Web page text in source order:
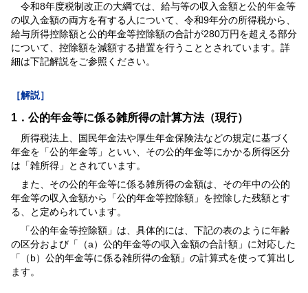
令和8年度税制改正の大綱では、給与等の収入金額と公的年金等
の収入金額の両方を有する人について、令和9年分の所得税から、
給与所得控除額と公的年金等控除額の合計が280万円を超える部分
について、控除額を減額する措置を行うこととされています。詳
細は下記解説をご参照ください。
［解説］
1．公的年金等に係る雑所得の計算方法（現行）
所得税法上、国民年金法や厚生年金保険法などの規定に基づく
年金を「公的年金等」といい、その公的年金等にかかる所得区分
は「雑所得」とされています。
また、その公的年金等に係る雑所得の金額は、その年中の公的
年金等の収入金額から「公的年金等控除額」を控除した残額とす
る、と定められています。
「公的年金等控除額」は、具体的には、下記の表のように年齢
の区分および「（a）公的年金等の収入金額の合計額」に対応した
「（b）公的年金等に係る雑所得の金額」の計算式を使って算出し
ます。